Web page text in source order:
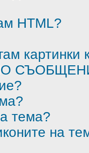
HTML?
тема?
на